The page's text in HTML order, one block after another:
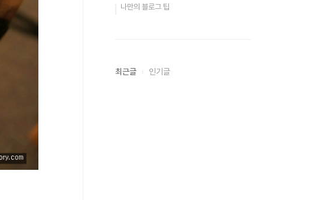
나만의 블로그 팁
최근글 인기글